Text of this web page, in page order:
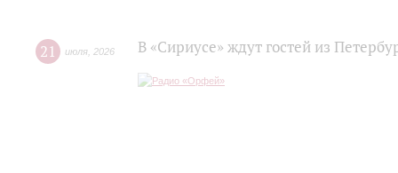
21 июля 2026 В «Сириусе» ждут гостей из